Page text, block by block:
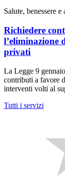
Salute, benessere e
Richiedere
l’eliminazione
privati
La Legge 9
contributi a favore
interventi volti al
Tutti i servizi